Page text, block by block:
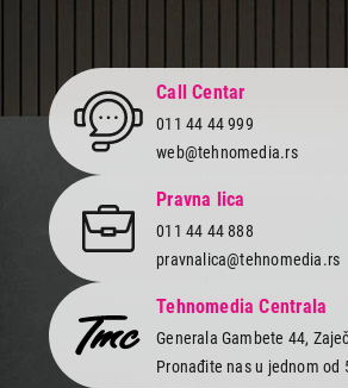
Call Centar
011 44 44 999
web@tehnomedia.rs
Pravna lica
011 44 44 888
pravnalica@tehnomedia.rs
Tehnomedia Centrala
Generala Gambete 44,
Pronađite nas u jednom od